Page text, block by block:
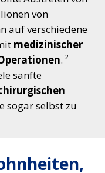
von
auf verschiedene
medizinischer
. ²
sanfte
sogar selbst zu